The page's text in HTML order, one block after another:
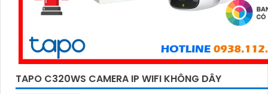
TAPO C320WS CAMERA IP WIFI KHÔNG DÂY